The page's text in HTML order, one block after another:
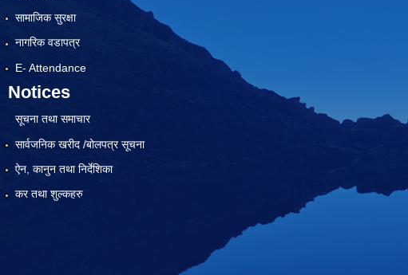
सामाजिक सुरक्षा
नागरिक वडापत्र
E- Attendance
Notices
सूचना तथा समाचार
सार्वजनिक खरीद /बोलपत्र सूचना
ऐन, कानुन तथा निर्देशिका
कर तथा शुल्कहरु